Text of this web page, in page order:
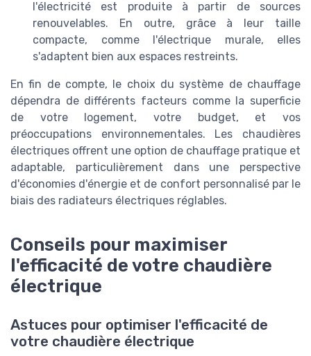
l'électricité est produite à partir de sources
renouvelables. En outre, grâce à leur taille
compacte, comme l'électrique murale, elles
s'adaptent bien aux espaces restreints.
En fin de compte, le choix du système de chauffage
dépendra de différents facteurs comme la superficie
de votre logement, votre budget, et vos
préoccupations environnementales. Les chaudières
électriques offrent une option de chauffage pratique et
adaptable, particulièrement dans une perspective
d'économies d'énergie et de confort personnalisé par le
biais des radiateurs électriques réglables.
Conseils pour maximiser
l'efficacité de votre chaudière
électrique
Astuces pour optimiser l'efficacité de
votre chaudière électrique